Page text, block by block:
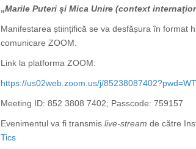
„Marile Puteri și Mica Unire (context
Manifestarea științifică se va desfășura în format
comunicare ZOOM.
Link la platforma ZOOM:
https://us02web.zoom.us/j/
Meeting ID: 852 3808 7402; Passcode: 759157
Evenimentul va fi transmis live-stream de către
Tics